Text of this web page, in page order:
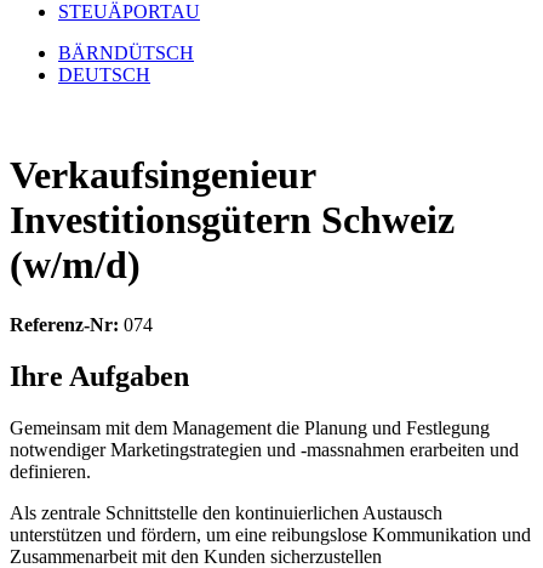
STEUÄPORTAU
BÄRNDÜTSCH
DEUTSCH
Verkaufsingenieur
Investitionsgütern Schweiz
(w/m/d)
Referenz-Nr: 074
Ihre Aufgaben
Gemeinsam mit dem Management die Planung und Festlegung
notwendiger Marketingstrategien und -massnahmen erarbeiten und
definieren.
Als zentrale Schnittstelle den kontinuierlichen Austausch
unterstützen und fördern, um eine reibungslose Kommunikation und
Zusammenarbeit mit den Kunden sicherzustellen